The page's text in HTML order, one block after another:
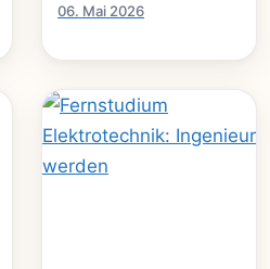
Management von
06. Mai 2026